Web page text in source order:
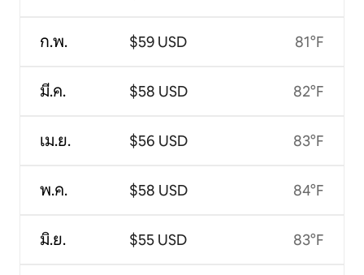
ก.พ.
มี.ค.
เม.ย.
พ.ค.
มิ.ย.
$59 USD
$58 USD
$56 USD
$58 USD
$55 USD
81°F
82°F
83°F
84°F
83°F